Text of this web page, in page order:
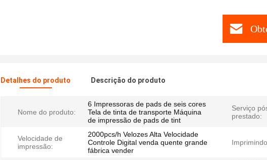
Detalhes do produto Descrição do produto
Nome do produto:
6 Impressoras de pads de seis cores
Tela de tinta de transporte Máquina
de impressão de pads de tint
Serviço
prestado:
Velocidade de
impressão:
2000pcs/h Velozes Alta Velocidade
Controle Digital venda quente grande
fábrica vender